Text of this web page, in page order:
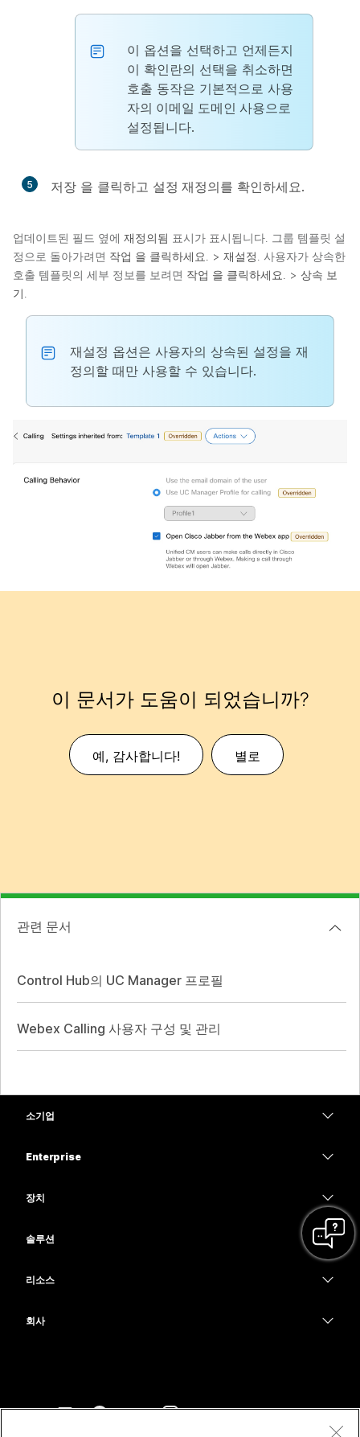
이 옵션을 선택하고 언제든지
이 확인란의 선택을 취소하면
호출 동작은 기본적으로 사용
자의 이메일 도메인 사용으로
설정됩니다.
5 저장 을 클릭하고 설정 재정의를 확인하세요.
업데이트된 필드 옆에 재정의됨 표시가 표시됩니다. 그룹 템플릿 설
정으로 돌아가려면 작업 을 클릭하세요. > 재설정 . 사용자가 상속한
호출 템플릿의 세부 정보를 보려면 작업 을 클릭하세요. > 상속 보
기
재설정 옵션은 사용자의 상속된 설정을 재
정의할 때만 사용할 수 있습니다.
이 문서가 도움이 되었습니까?
예, 감사합니다! 별로
관련 문서
Control Hub의 UC Manager 프로필
Webex Calling 사용자 구성 및 관리
소기업
Enterprise
Contact Center
장치
솔루션
리소스
회사
영업팀에 문의